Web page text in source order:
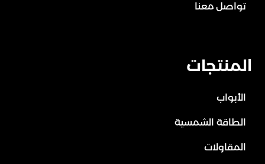
المنتجات
الأبواب
الطاقة الشمسية
المقاولات
تواصل معنا